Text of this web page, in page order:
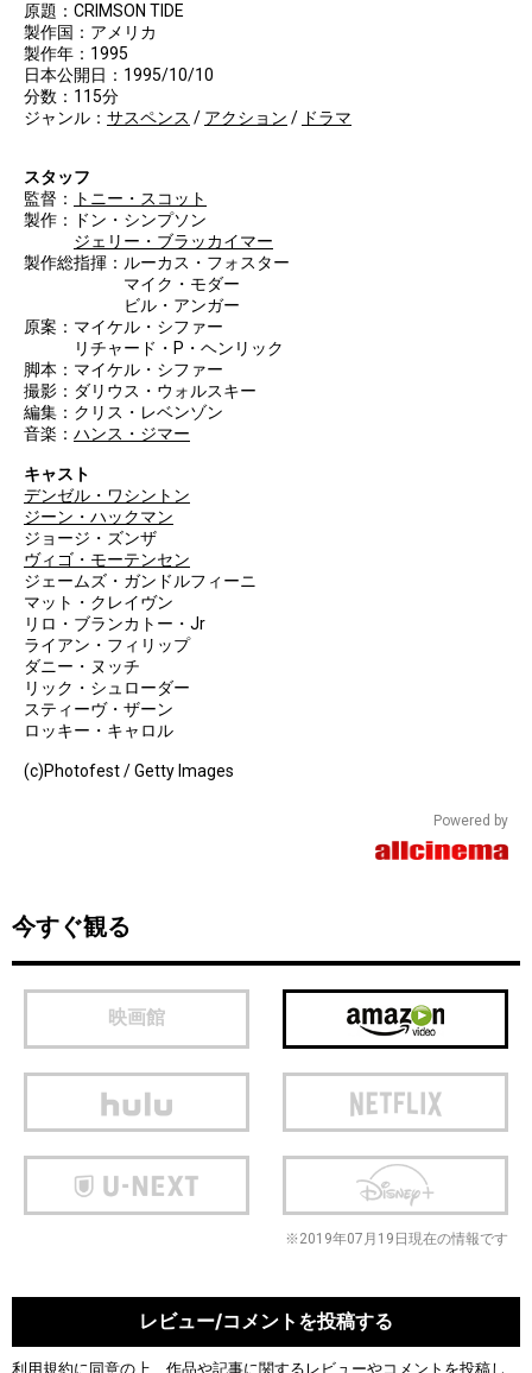
原題：CRIMSON TIDE
製作国：アメリカ
製作年：1995
日本公開日：1995/10/10
分数：115分
ジャンル： サスペンス / アクション / ドラマ
スタッフ
監督：
トニー・スコット
製作：ドン・シンプソン
ジェリー・ブラッカイマー
製作総指揮：ルーカス・フォスター
マイク・モダー
ビル・アンガー
原案：マイケル・シファー
リチャード・P・ヘンリック
脚本：マイケル・シファー
撮影：ダリウス・ウォルスキー
編集：クリス・レベンゾン
音楽： ハンス・ジマー
キャスト
デンゼル・ワシントン
ジーン・ハックマン
ジョージ・ズンザ
ヴィゴ・モーテンセン
ジェームズ・ガンドルフィーニ
マット・クレイヴン
リロ・ブランカトー・Jr
ライアン・フィリップ
ダニー・ヌッチ
リック・シュローダー
スティーヴ・ザーン
ロッキー・キャロル
(c)Photofest / Getty Images
Powered by
今すぐ観る
映画館
※2019年07月19日現在の情報です
レビュー/コメントを投稿する
利用規約に同意の上、作品や記事に関するレビューやコメントを投稿し